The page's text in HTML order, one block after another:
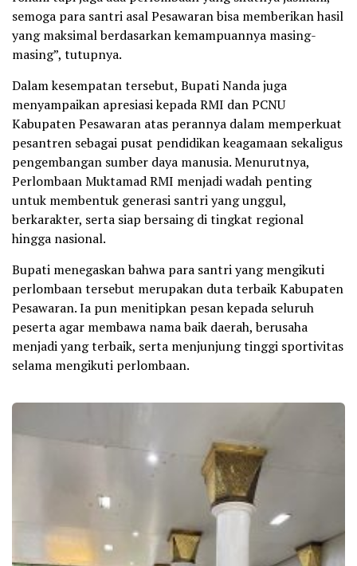
semoga para santri asal Pesawaran bisa memberikan hasil
yang maksimal berdasarkan kemampuannya masing-
masing”, tutupnya.
Dalam kesempatan tersebut, Bupati Nanda juga
menyampaikan apresiasi kepada RMI dan PCNU
Kabupaten Pesawaran atas perannya dalam memperkuat
pesantren sebagai pusat pendidikan keagamaan sekaligus
pengembangan sumber daya manusia. Menurutnya,
Perlombaan Muktamad RMI menjadi wadah penting
untuk membentuk generasi santri yang unggul,
berkarakter, serta siap bersaing di tingkat regional
hingga nasional.
Bupati menegaskan bahwa para santri yang mengikuti
perlombaan tersebut merupakan duta terbaik Kabupaten
Pesawaran. Ia pun menitipkan pesan kepada seluruh
peserta agar membawa nama baik daerah, berusaha
menjadi yang terbaik, serta menjunjung tinggi sportivitas
selama mengikuti perlombaan.